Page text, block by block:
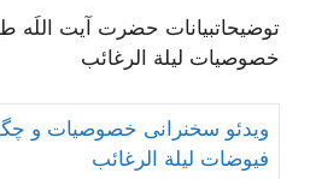
توضیحاتبیانات حضرت آیت اللَه
خصوصیات لیلة الرغائب
ویدئو سخنرانی خصوصیات و
فیوضات لیلة الرغائب